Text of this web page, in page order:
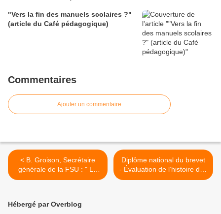
"Vers la fin des manuels scolaires ?"
(article du Café pédagogique)
Commentaires
Ajouter un commentaire
< B. Groison, Secrétaire
générale de la FSU : " Le
gouvernement refuse tout
pédagogique)
Diplôme national du brevet
- Évaluation de l’histoire des
arts à compter de la
Hébergé par Overblog